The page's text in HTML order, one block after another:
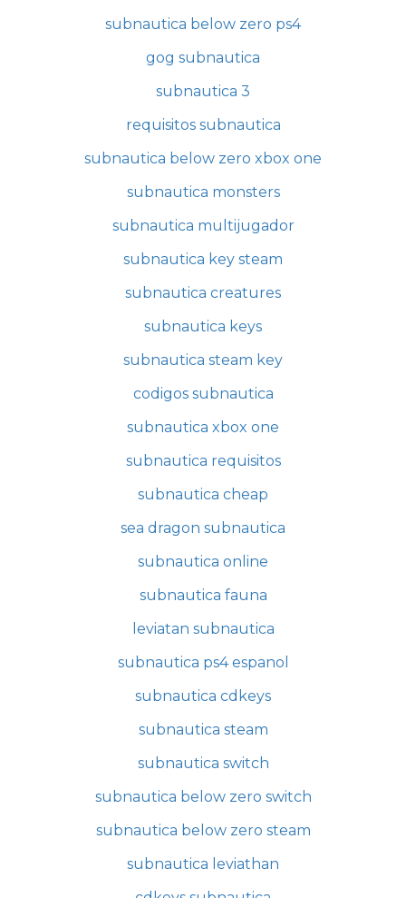
subnautica below zero ps4
gog subnautica
subnautica 3
requisitos subnautica
subnautica below zero xbox one
subnautica monsters
subnautica multijugador
subnautica key steam
subnautica creatures
subnautica keys
subnautica steam key
codigos subnautica
subnautica xbox one
subnautica requisitos
subnautica cheap
sea dragon subnautica
subnautica online
subnautica fauna
leviatan subnautica
subnautica ps4 espanol
subnautica cdkeys
subnautica steam
subnautica switch
subnautica below zero switch
subnautica below zero steam
subnautica leviathan